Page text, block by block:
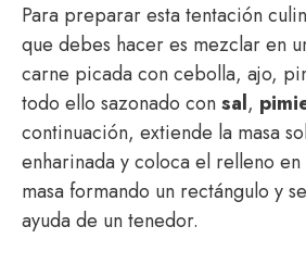
Para preparar esta tentación
que debes hacer es mezclar en
carne picada con cebolla, ajo,
todo ello sazonado consal,
continuación, extiende la masa
enharinada y coloca el relleno
masa formando un rectángulo y
ayuda de un tenedor.